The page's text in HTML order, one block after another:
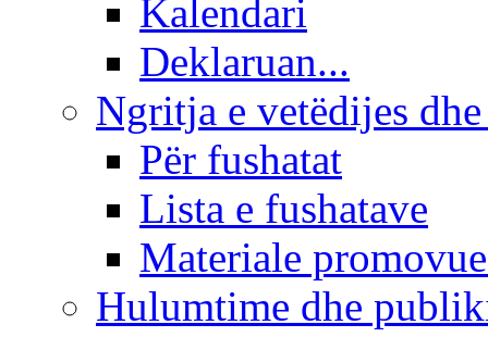
Kalendari
Deklaruan...
Ngritja e vetëdijes
Për fushatat
Lista e fushatave
Materiale
Hulumtime dhe